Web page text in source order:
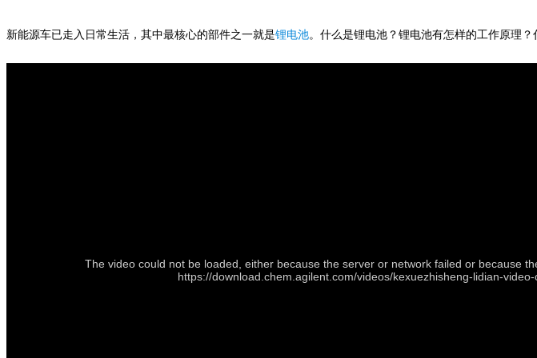
新能源车已走入日常生活，其中最核心的部件之一就是锂电池。什么是锂电池？锂电池有怎样的工作原理
The video could not be loaded, either because the server or network failed or because
https://download.chem.agilent.com/videos/kexuezhisheng-lidian-